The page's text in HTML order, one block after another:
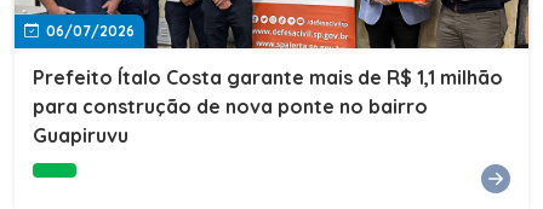
06/07/2026
Prefeito Ítalo Costa garante mais de R$ 1,1 milhão
para construção de nova ponte no bairro
Guapiruvu